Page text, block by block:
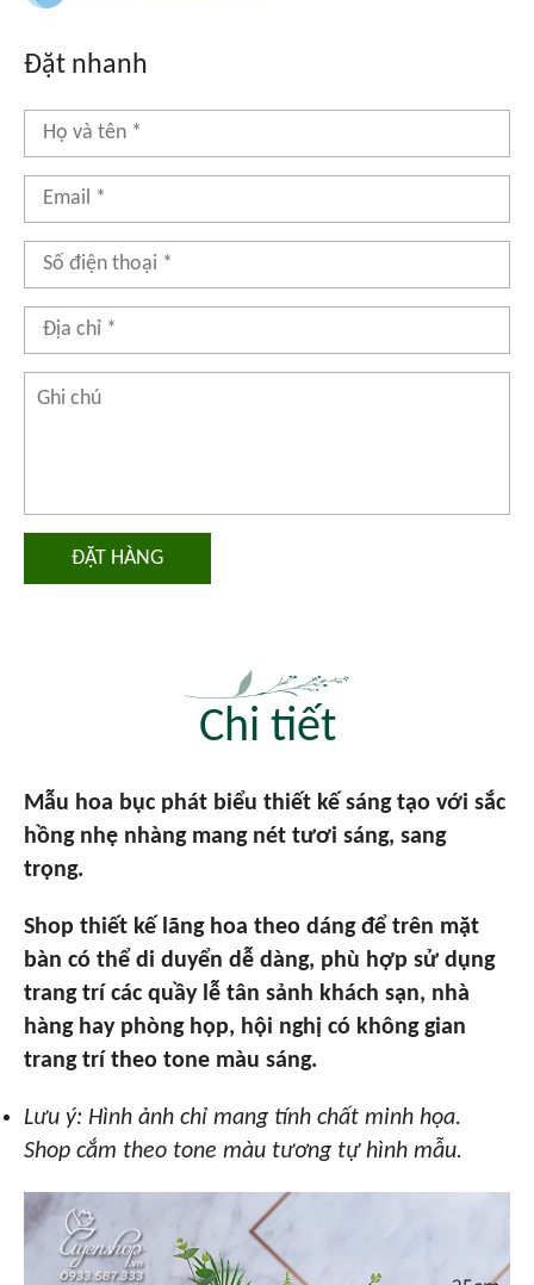
Đặt nhanh
ĐẶT HÀNG
Chi tiết
Mẫu hoa bục phát biểu thiết kế sáng tạo với sắc
hồng nhẹ nhàng mang nét tươi sáng, sang
trọng.
Shop thiết kế lãng hoa theo dáng để trên mặt
bàn có thể di duyển dễ dàng, phù hợp sử dụng
trang trí các quầy lễ tân sảnh khách sạn, nhà
hàng hay phòng họp, hội nghị có không gian
trang trí theo tone màu sáng.
Lưu ý: Hình ảnh chỉ mang tính chất minh họa.
Shop cắm theo tone màu tương tự hình mẫu.